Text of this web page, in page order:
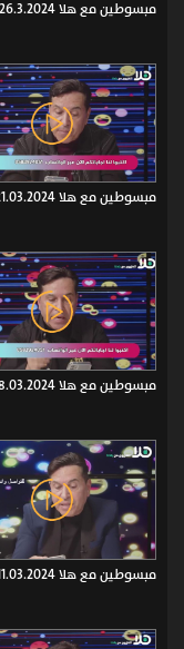
مبسوطين مع هلا 26.3.2024
مبسوطين مع هلا 21.03.2024
مبسوطين مع هلا 18.03.2024
مبسوطين مع هلا 11.03.2024